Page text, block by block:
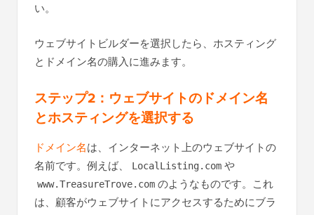
い。
ウェブサイトビルダーを選択したら、ホスティング
とドメイン名の購入に進みます。
ステップ2：ウェブサイトのドメイン名
とホスティングを選択する
ドメイン名は、インターネット上のウェブサイトの
名前です。例えば、
LocalListing.com や
www.TreasureTrove.com のようなものです。これ
は、顧客がウェブサイトにアクセスするためにブラ